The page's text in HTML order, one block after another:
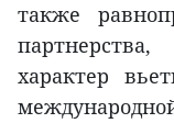
также
характер